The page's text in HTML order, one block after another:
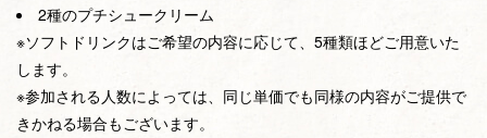
2種のプチシュークリーム
※ソフトドリンクはご希望の内容に応じて、5種類ほどご用意いた
します。
※参加される人数によっては、同じ単価でも同様の内容がご提供で
きかねる場合もございます。